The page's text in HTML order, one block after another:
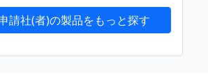
請社(者)の製品をもっと探す